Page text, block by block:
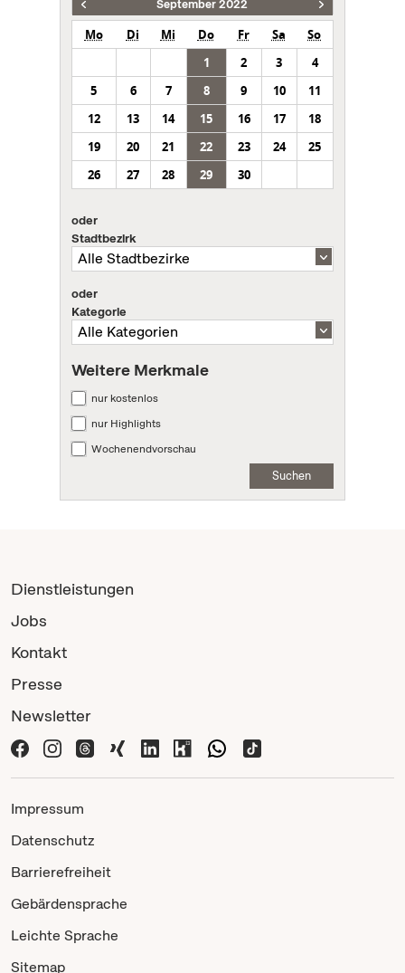
September 2022
Mo Di Mi Do Fr Sa
So
1
2 3
4
5
6 7 8 9 10
11
12
13 14 15 16 17
18
19
20 21 22 23 24
25
26
27 28 29 30
oder
Stadtbezirk
oder
Kategorie
Weitere Merkmale
nur kostenlos
nur Highlights
Wochenendvorschau
Suchen
Dienstleistungen
Jobs
Kontakt
Presse
Newsletter
Impressum
Datenschutz
Barrierefreiheit
Gebärdensprache
Leichte Sprache
Sitemap